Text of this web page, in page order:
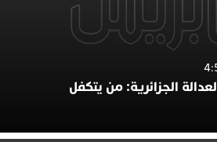
الجزائرية: من يتكفل